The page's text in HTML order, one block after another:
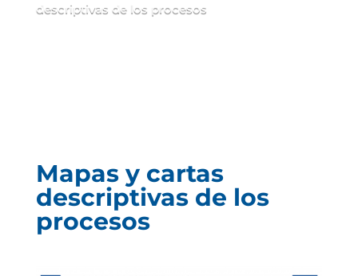
descriptivas de los procesos
Mapas y cartas
descriptivas de los
procesos